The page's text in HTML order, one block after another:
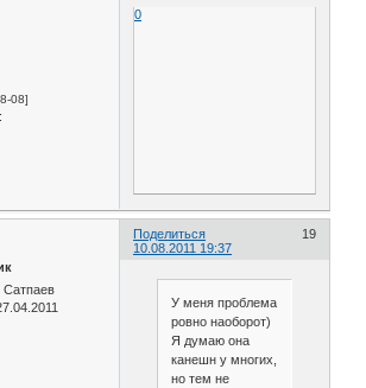
08]
0
Поделиться
19
10.08.2011 19:37
Сатпаев
У меня проблема
ровно наоборот)
Я думаю она
канешн у многих,
но тем не